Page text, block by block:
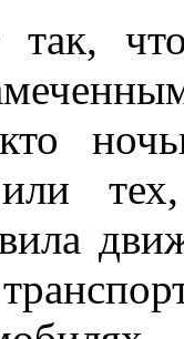
так,